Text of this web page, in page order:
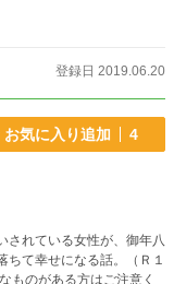
登録日 2019.06.20
お気に入り追加 4
されている女性が、御年八
ちて幸せになる話。（Ｒ１